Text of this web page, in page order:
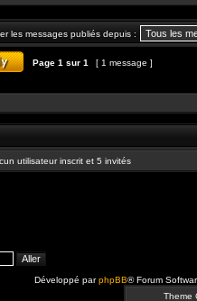
Profil
les messages publiés depuis :
Page 1 sur 1 [ 1 message ]
utilisateur inscrit et 5 invités
Développé parphpBB® Forum
Theme